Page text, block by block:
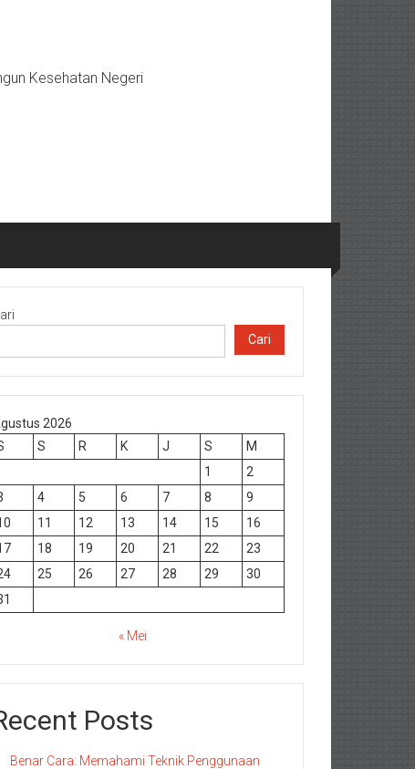
Kesehatan Negeri
Cari
2026
S R K J S
M
1
2
4 5 6 7 8
9
11 12 13 14 15
16
18 19 20 21 22
23
25 26 27 28 29
30
« Mei
Posts
Benar Cara: Memahami Teknik Penggunaan